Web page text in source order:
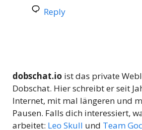
Reply
dobschat.io ist das private
Dobschat. Hier schreibt er seit
Internet, mit mal längeren und
Pausen. Falls dich interessiert,
arbeitet: Leo Skull und Team